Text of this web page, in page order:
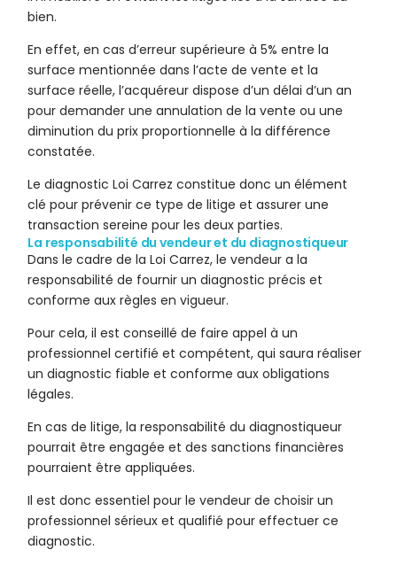
bien.
En effet, en cas d’erreur supérieure à 5% entre la
surface mentionnée dans l’acte de vente et la
surface réelle, l’acquéreur dispose d’un délai d’un an
pour demander une annulation de la vente ou une
diminution du prix proportionnelle à la différence
constatée.
Le diagnostic Loi Carrez constitue donc un élément
clé pour prévenir ce type de litige et assurer une
transaction sereine pour les deux parties.
La responsabilité du vendeur et du diagnostiqueur
Dans le cadre de la Loi Carrez, le vendeur a la
responsabilité de fournir un diagnostic précis et
conforme aux règles en vigueur.
Pour cela, il est conseillé de faire appel à un
professionnel certifié et compétent, qui saura réaliser
un diagnostic fiable et conforme aux obligations
légales.
En cas de litige, la responsabilité du diagnostiqueur
pourrait être engagée et des sanctions financières
pourraient être appliquées.
Il est donc essentiel pour le vendeur de choisir un
professionnel sérieux et qualifié pour effectuer ce
diagnostic.